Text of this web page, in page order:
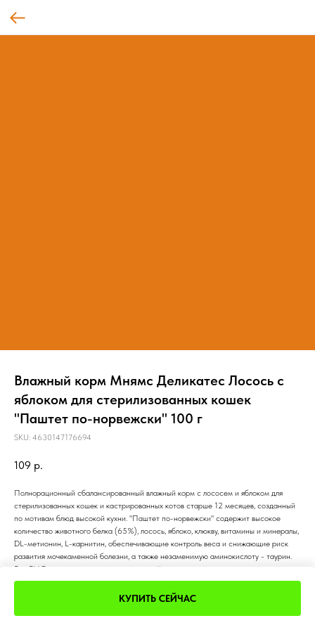
Влажный корм Мнямс Деликатес Лосось с
яблоком для стерилизованных кошек
"Паштет по-норвежски" 100 г
SKU: 4630147176694
109 р.
КУПИТЬ СЕЙЧАС
Полнорационный сбалансированный влажный корм с лососем и яблоком для
стерилизованных кошек и кастрированных котов старше 12 месяцев, созданный
по мотивам блюд высокой кухни. "Паштет по-норвежски" содержит высокое
количество животного белка (65%), лосось, яблоко, клюкву, витамины и минералы,
DL-метионин, L-карнитин, обеспечивающие контроль веса и снижающие риск
развития мочекаменной болезни, а также незаменимую аминокислоту - таурин.
Без ГМО, сои, искусственных красителей и ароматизаторов.